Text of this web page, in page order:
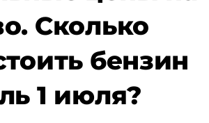
Сколько
бензин
1 июля?